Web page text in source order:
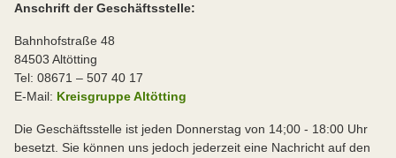
Anschrift der Geschäftsstelle:
Bahnhofstraße 48
84503 Altötting
Tel: 08671 – 507 40 17
E-Mail: Kreisgruppe Altötting
Die Geschäftsstelle ist jeden Donnerstag von 14;00 - 18:00 Uhr
besetzt. Sie können uns jedoch jederzeit eine Nachricht auf den